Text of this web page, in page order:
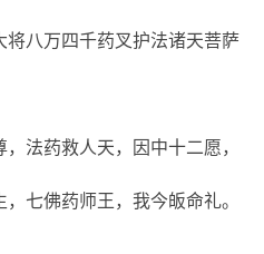
将八万四千药叉护法诸天菩萨
法药救人天，因中十二愿，
七佛药师王，我今皈命礼。